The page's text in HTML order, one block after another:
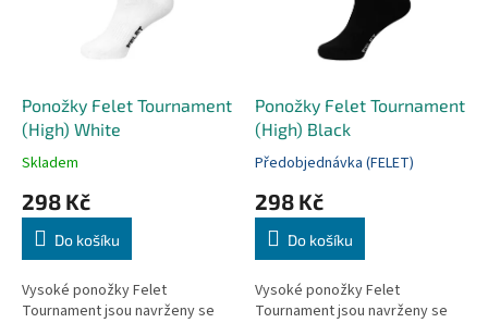
Ponožky Felet Tournament
(High) White
Skladem
298 Kč
Do košíku
Vysoké ponožky Felet
Tournament jsou navrženy se
Ponožky Felet Tournament
(High) Black
Předobjednávka (FELET)
298 Kč
Do košíku
Vysoké ponožky Felet
Tournament jsou navrženy se